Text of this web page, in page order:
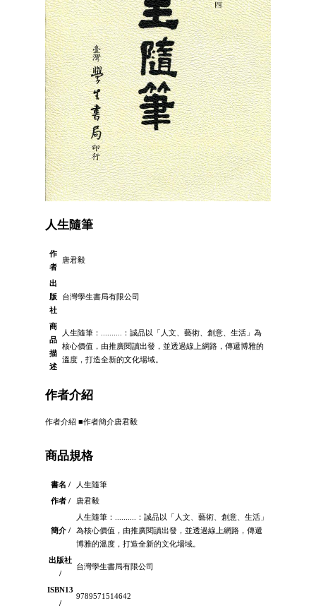
人生隨筆
作
者
唐君毅
出
版
社
台灣學生書局有限公司
商
品
描
述
人生隨筆：..........：誠品以「人文、藝術、創意、生活」為
核心價值，由推廣閱讀出發，並透過線上網路，傳遞博雅的
溫度，打造全新的文化場域。
作者介紹
作者介紹 ■作者簡介唐君毅
商品規格
書名 /
人生隨筆
作者 /
唐君毅
簡介 /
人生隨筆：..........：誠品以「人文、藝術、創意、生活」
為核心價值，由推廣閱讀出發，並透過線上網路，傳遞
博雅的溫度，打造全新的文化場域。
出版社
/
台灣學生書局有限公司
ISBN13
/
9789571514642